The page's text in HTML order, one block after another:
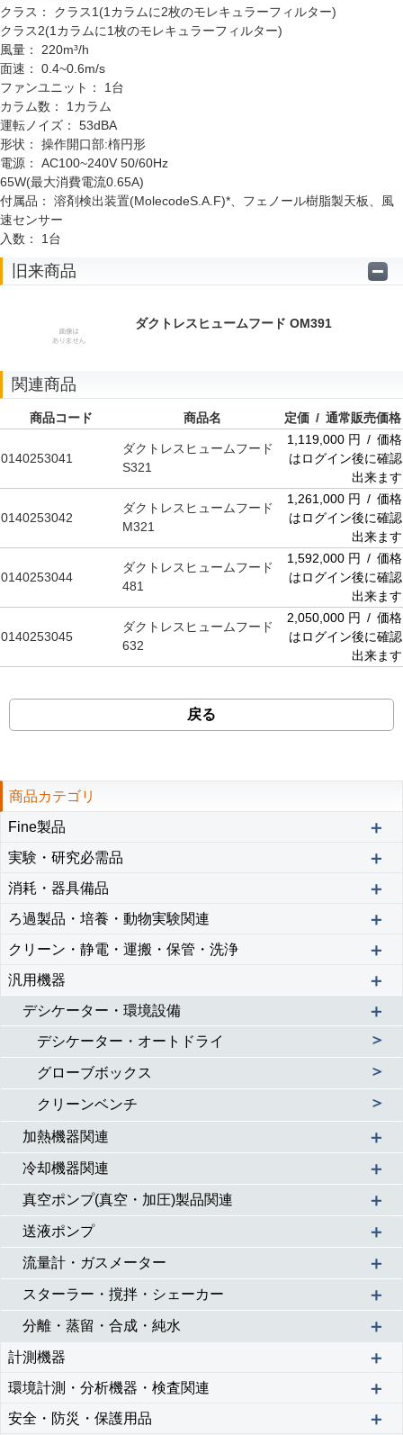
クラス： クラス1(1カラムに2枚のモレキュラーフィルター)
クラス2(1カラムに1枚のモレキュラーフィルター)
風量： 220m³/h
面速： 0.4~0.6m/s
ファンユニット： 1台
カラム数： 1カラム
運転ノイズ： 53dBA
形状： 操作開口部:楕円形
電源： AC100~240V 50/60Hz
65W(最大消費電流0.65A)
付属品： 溶剤検出装置(MolecodeS.A.F)*、フェノール樹脂製天板、風
速センサー
入数： 1台
旧来商品
ダクトレスヒュームフード OM391
関連商品
商品コード 商品名 定価 / 通常販売価格
0140253041
ダクトレスヒュームフード
S321
1,119,000 円 / 価格
はログイン後に確認
出来ます
0140253042
ダクトレスヒュームフード
M321
1,261,000 円 / 価格
はログイン後に確認
出来ます
0140253044
ダクトレスヒュームフード
481
1,592,000 円 / 価格
はログイン後に確認
出来ます
0140253045
ダクトレスヒュームフード
632
2,050,000 円 / 価格
はログイン後に確認
出来ます
戻る
商品カテゴリ
Fine製品
＋
実験・研究必需品 ＋
消耗・器具備品 ＋
ろ過製品・培養・動物実験関連 ＋
クリーン・静電・運搬・保管・洗浄 ＋
汎用機器 ＋
デシケーター・環境設備 ＋
デシケーター・オートドライ ＞
グローブボックス ＞
クリーンベンチ ＞
加熱機器関連 ＋
冷却機器関連 ＋
真空ポンプ(真空・加圧)製品関連 ＋
送液ポンプ ＋
流量計・ガスメーター ＋
スターラー・撹拌・シェーカー ＋
分離・蒸留・合成・純水 ＋
計測機器 ＋
環境計測・分析機器・検査関連 ＋
安全・防災・保護用品 ＋